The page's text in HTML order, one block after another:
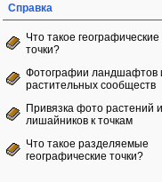
Справка
Что такое географические
точки?
Фотографии ландшафтов
растительных сообществ
Привязка фото растений и
лишайников к точкам
Что такое разделяемые
географические точки?